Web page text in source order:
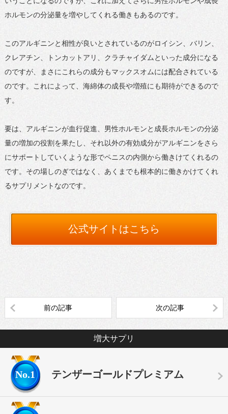
ホルモンの分泌量を増やしてくれる働きもあるのです。
このアルギニンと相性が良いとされているのがロイシン、バリン、
クレアチン、トンカットアリ、クラチャイダムといった成分になる
のですが、まさにこれらの成分もマックスオムには配合されている
のです。これによって、海綿体の成長や増殖にも期待ができるので
す。
要は、アルギニンが血行促進、男性ホルモンと成長ホルモンの分泌
量の増加の役割を果たし、それ以外の有効成分がアルギニンをさら
にサポートしていくような形でペニスの内側から働きけてくれるの
です。その場しのぎではなく、あくまでも根本的に働きかけてくれ
るサプリメントなのです。
公式サイトはこちら
前の記事 次の記事
増大サプリ
No.1 テンザーゴールドプレミアム